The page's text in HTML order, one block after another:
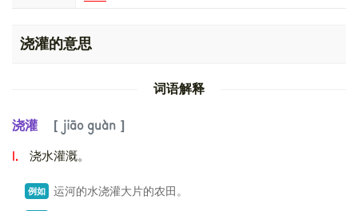
浇灌的意思
词语解释
浇灌 jiāo guàn
1. 浇水灌溉。
例如 运河的水浇灌大片的农田。